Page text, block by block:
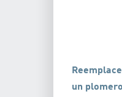
un plomero